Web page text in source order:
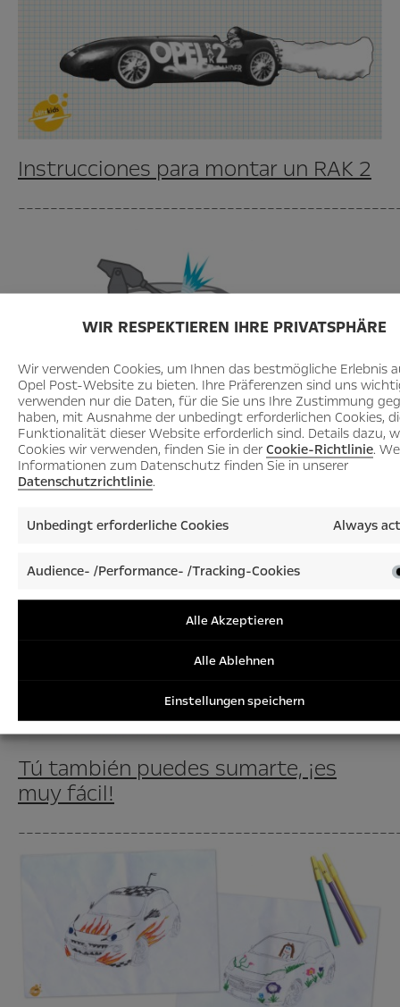
WIR RESPEKTIEREN IHRE PRIVATSPHÄRE
Wir verwenden Cookies, um Ihnen das bestmögliche Erlebnis
Opel Post-Website zu bieten. Ihre Präferenzen sind uns
verwenden nur die Daten, für die Sie uns Ihre Zustimmung
haben, mit Ausnahme der unbedingt erforderlichen Cookies,
Funktionalität dieser Website erforderlich sind. Details dazu,
Cookies wir verwenden, finden Sie in der Cookie-Richtlinie.
Informationen zum Datenschutz finden Sie in unserer
Datenschutzrichtlinie.
Unbedingt erforderliche Cookies Always
Audience- /Performance- /Tracking-Cookies
Alle Akzeptieren
Alle Ablehnen
Einstellungen speichern
Instrucciones para montar un RAK 2
Aquí aprenderás cómo se construye
un coche
Tú también puedes sumarte, ¡es
muy fácil!